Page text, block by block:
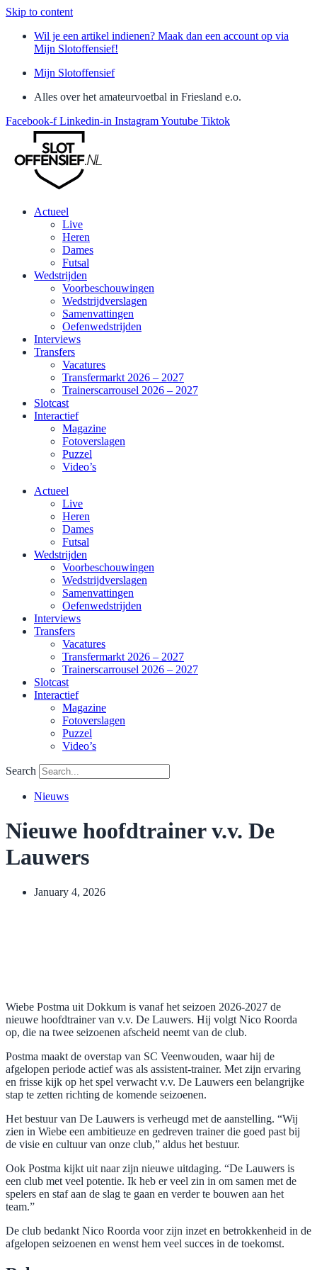
Skip to content
Wil je een artikel indienen? Maak dan een account op via
Mijn Slotoffensief!
Mijn Slotoffensief
Alles over het amateurvoetbal in Friesland e.o.
Facebook-f Linkedin-in InstagramYoutube Tiktok
Actueel
Live
Heren
Dames
Futsal
Wedstrijden
Voorbeschouwingen
Wedstrijdverslagen
Samenvattingen
Oefenwedstrijden
Interviews
Transfers
Vacatures
Transfermarkt 2026 – 2027
Trainerscarrousel 2026 – 2027
Slotcast
Interactief
Magazine
Fotoverslagen
Puzzel
Video’s
Actueel
Live
Heren
Dames
Futsal
Wedstrijden
Voorbeschouwingen
Wedstrijdverslagen
Samenvattingen
Oefenwedstrijden
Interviews
Transfers
Vacatures
Transfermarkt 2026 – 2027
Trainerscarrousel 2026 – 2027
Slotcast
Interactief
Magazine
Fotoverslagen
Puzzel
Video’s
Search
Nieuws
Nieuwe hoofdtrainer v.v. De
Lauwers
January 4, 2026
Wiebe Postma uit Dokkum is vanaf het seizoen 2026-2027 de
nieuwe hoofdtrainer van v.v. De Lauwers. Hij volgt Nico Roorda
op, die na twee seizoenen afscheid neemt van de club.
Postma maakt de overstap van SC Veenwouden, waar hij de
afgelopen periode actief was als assistent-trainer. Met zijn ervaring
en frisse kijk op het spel verwacht v.v. De Lauwers een belangrijke
stap te zetten richting de komende seizoenen.
Het bestuur van De Lauwers is verheugd met de aanstelling. “Wij
zien in Wiebe een ambitieuze en gedreven trainer die goed past bij
de visie en cultuur van onze club,” aldus het bestuur.
Ook Postma kijkt uit naar zijn nieuwe uitdaging. “De Lauwers is
een club met veel potentie. Ik heb er veel zin in om samen met de
spelers en staf aan de slag te gaan en verder te bouwen aan het
team.”
De club bedankt Nico Roorda voor zijn inzet en betrokkenheid in de
afgelopen seizoenen en wenst hem veel succes in de toekomst.